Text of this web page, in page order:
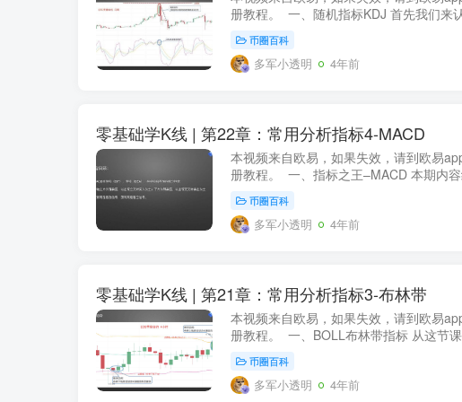
册教程。 一、随机指标KDJ 首先我们来
币圈百科
多军小透明 4年前
零基础学K线 | 第22章：常用分析指标4-MACD
本视频来自欧易，如果失效，请到欧易
册教程。 一、指标之王–MACD 本期内
币圈百科
多军小透明 4年前
零基础学K线 | 第21章：常用分析指标3-布林带
本视频来自欧易，如果失效，请到欧易
册教程。 一、BOLL布林带指标 从这节
币圈百科
多军小透明 4年前